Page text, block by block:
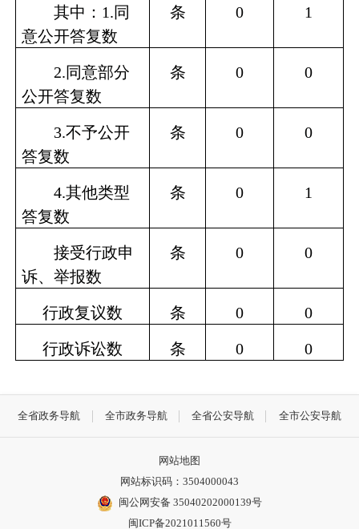
其中： 1.同
意公开答复数
条 0 1
2.同意部分
公开答复数
条 0 0
3.不予公开
答复数
条 0 0
4.其他类型
答复数
条 0 1
接受行政申
诉、举报数
条 0 0
行政复议数 条 0 0
行政诉讼数 条 0 0
全省政务导航 全市政务导航 全省公安导航 全市公安导航
网站地图
网站标识码：3504000043
闽公网安备 35040202000139号
闽ICP备2021011560号